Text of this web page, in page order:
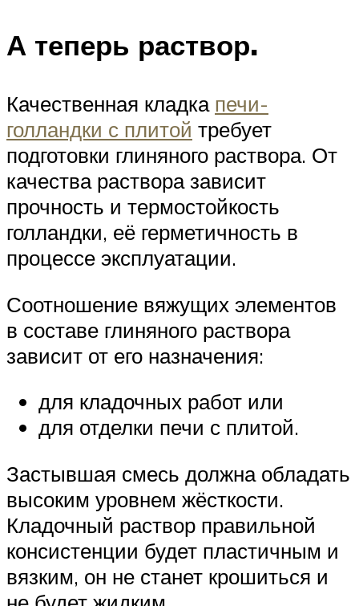
А теперь раствор.
Качественная кладка печи-
голландки с плитой требует
подготовки глиняного раствора. От
качества раствора зависит
прочность и термостойкость
голландки, её герметичность в
процессе эксплуатации.
Соотношение вяжущих элементов
в составе глиняного раствора
зависит от его назначения:
для кладочных работ или
для отделки печи с плитой.
Застывшая смесь должна обладать
высоким уровнем жёсткости.
Кладочный раствор правильной
консистенции будет пластичным и
вязким, он не станет крошиться и